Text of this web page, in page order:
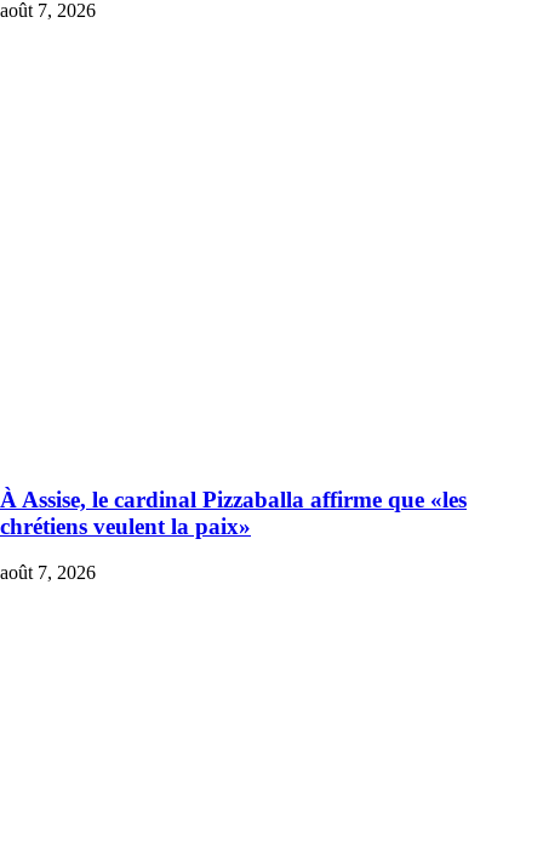
août 7, 2026
À Assise, le cardinal Pizzaballa affirme que «les
chrétiens veulent la paix»
août 7, 2026